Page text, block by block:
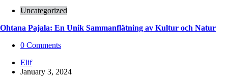
Uncategorized
Ohtana Pajala: En Unik Sammanflätning av Kultur och Natur
0 Comments
Posted
by
Elif
January 3, 2024